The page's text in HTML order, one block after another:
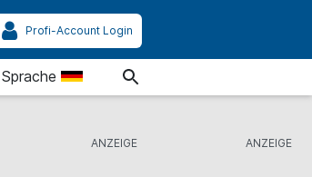
Profi-Account Login
Sprache